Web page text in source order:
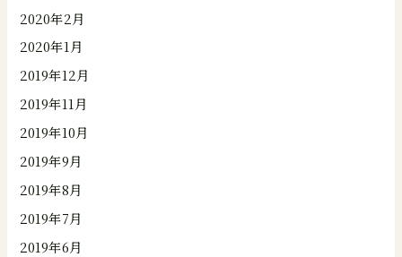
2020年2月
2020年1月
2019年12月
2019年11月
2019年10月
2019年9月
2019年8月
2019年7月
2019年6月